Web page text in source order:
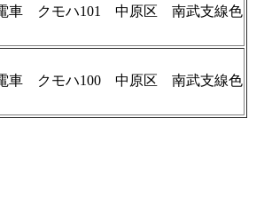
車 クモハ101 中原区 南武支線色
車 クモハ100 中原区 南武支線色